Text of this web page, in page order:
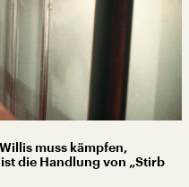
muss kämpfen,
die Handlung von „Stirb